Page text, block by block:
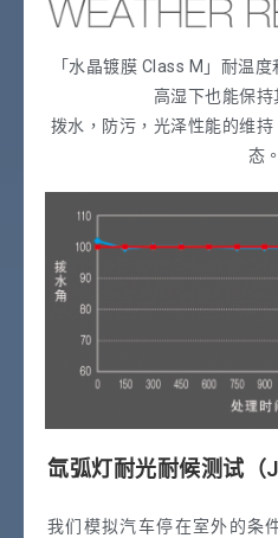
「水晶镀膜 Class M」耐温
高湿下也能保持
拨水，防污，光泽性能的维
态。
氙弧灯耐光耐候测试（
我们模拟汽车停在室外的条